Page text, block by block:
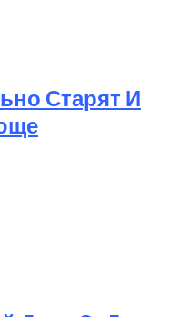
Старят И